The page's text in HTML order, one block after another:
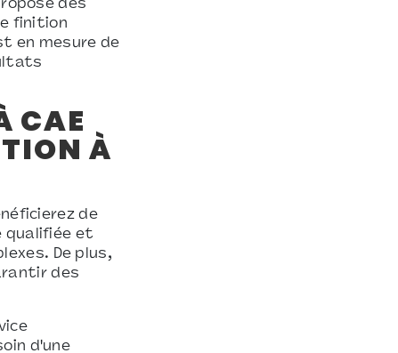
des
finition
en mesure de
CAE
À
de
qualifiée et
De plus,
des
d'une